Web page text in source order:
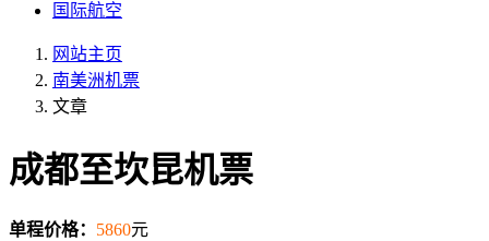
国际航空
网站主页
南美洲机票
文章
成都至坎昆机票
单程价格： 5860元